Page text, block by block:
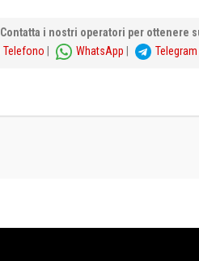
Contatta i nostri operatori per ottenere
Telefono WhatsApp Telegram